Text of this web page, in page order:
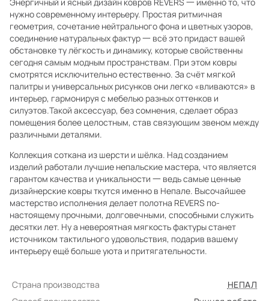
нужно современному интерьеру. Простая ритмичная
геометрия, сочетание нейтрального фона и цветных узоров,
соединение натуральных фактур 一 всё это придаст вашей
обстановке ту лёгкость и динамику, которые свойственны
сегодня самым модным пространствам. При этом ковры
смотрятся исключительно естественно. За счёт мягкой
палитры и универсальных рисунков они легко «вливаются» в
интерьер, гармонируя с мебелью разных оттенков и
силуэтов.Такой аксессуар, без сомнения, сделает образ
помещения более целостным, став связующим звеном между
различными деталями.
Коллекция соткана из шерсти и шёлка. Над созданием
изделий работали лучшие непальские мастера, что является
гарантом качества и уникальности 一 ведь самые ценные
дизайнерские ковры ткутся именно в Непале. Высочайшее
мастерство исполнения делает полотна REVERS по-
настоящему прочными, долговечными, способными служить
десятки лет. Ну а невероятная мягкость фактуры станет
источником тактильного удовольствия, подарив вашему
интерьеру ещё больше уюта и притягательности.
Страна производства
НЕПАЛ